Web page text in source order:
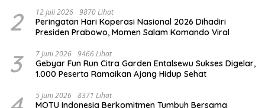
2 12 Juli 2026 9870 Lihat
Peringatan Hari Koperasi Nasional 2026 Dihadiri
Presiden Prabowo, Momen Salam Komando Viral
3 7 Juni 2026 9466 Lihat
Gebyar Fun Run Citra Garden Entalsewu Sukses Digelar,
1.000 Peserta Ramaikan Ajang Hidup Sehat
5 Juni 2026 8371 Lihat
MOTU Indonesia Berkomitmen Tumbuh Bersama